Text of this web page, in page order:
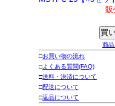
販
商
□お買い物の流れ
□よくある質問(FAQ)
□送料・決済について
□配送について
□返品について